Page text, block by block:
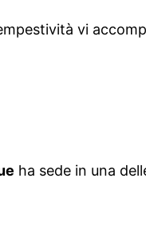
vi
ha sede in una